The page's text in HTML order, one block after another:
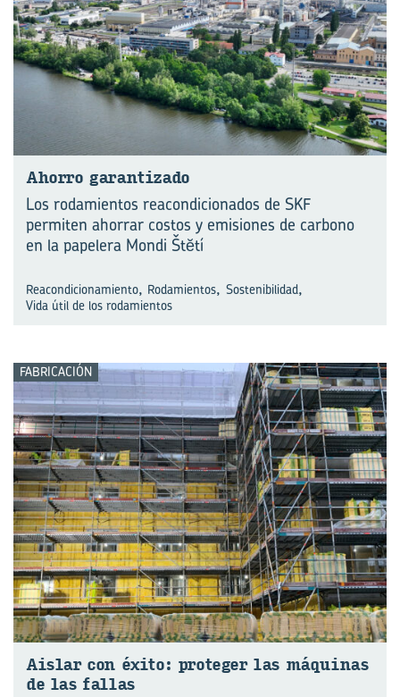
Aho­rro ga­ran­ti­za­do
Los rodamientos reacondicionados de SKF
permiten ahorrar costos y emisiones de carbono
en la papelera Mondi Štĕtí
Reacondicionamiento, Rodamientos, Sostenibilidad,
Vida útil de los rodamientos
FABRICACIÓN
Ais­lar con éxito: pro­te­ger las má­qui­nas
de las fa­llas